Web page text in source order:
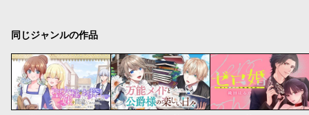
同じジャンルの作品